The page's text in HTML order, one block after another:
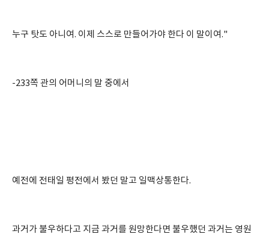
누구 탓도 아니여. 이제 스스로 만들어가야 한다 이 말이여."
-233쪽 관의 어머니의 말 중에서
예전에 전태일 평전에서 봤던 말고 일맥상통한다.
과거가 불우하다고 지금 과거를 원망한다면 불우했던 과거는 영원